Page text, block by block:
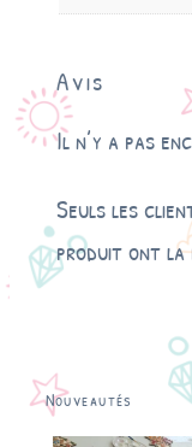
Avis
Il n’y a pas
Seuls les
produit ont la
Nouveautés